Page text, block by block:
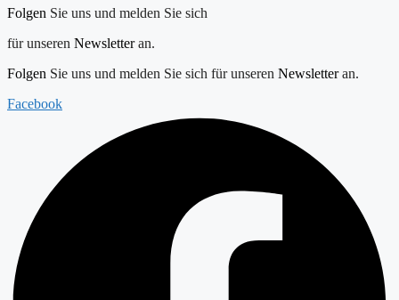
Folgen Sie uns und melden Sie sich
für unseren Newsletteran.
Folgen Sie uns und melden Sie sich für unseren Newsletteran.
Facebook